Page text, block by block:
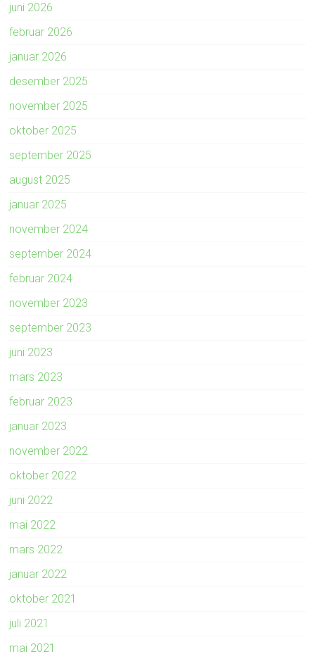
juni 2026
februar 2026
januar 2026
desember 2025
november 2025
oktober 2025
september 2025
august 2025
januar 2025
november 2024
september 2024
februar 2024
november 2023
september 2023
juni 2023
mars 2023
februar 2023
januar 2023
november 2022
oktober 2022
juni 2022
mai 2022
mars 2022
januar 2022
oktober 2021
juli 2021
mai 2021